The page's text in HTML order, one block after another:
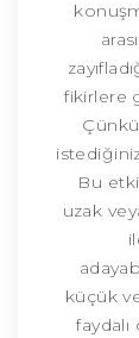
fikirlere
Bu
uzak
küçük